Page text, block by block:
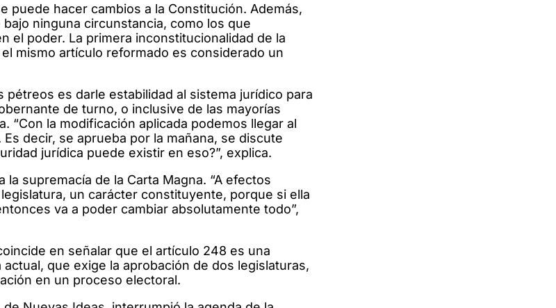
puede hacer cambios a la Constitución. Además,
ninguna circunstancia, como los que
el poder. La primera inconstitucionalidad de la
mismo artículo reformado es considerado un
es darle estabilidad al sistema jurídico para
de turno, o inclusive de las mayorías
“Con la modificación aplicada podemos llegar al
decir, se aprueba por la mañana, se discute
jurídica puede existir en eso?”, explica.
supremacía de la Carta Magna. “A efectos
un carácter constituyente, porque si ella
va a poder cambiar absolutamente todo”,
en señalar que el artículo 248 es una
que exige la aprobación de dos legislaturas,
en un proceso electoral.